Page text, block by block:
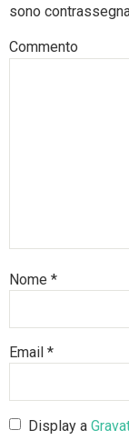
sono
Commento
Nome *
Email *
Display a